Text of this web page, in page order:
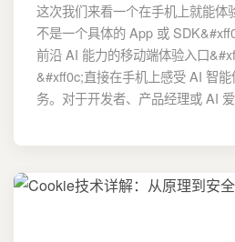
这次我们来看一个在手机上就能体
不是一个具体的 App 或
前沿 AI 能力的移动端体验入口
&#xff0c;直接在手机上感受 AI 智
务。对于开发者、产品经理或 AI